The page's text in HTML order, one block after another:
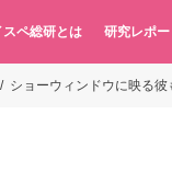
スペ総研とは 研究レポー
ショーウィンドウに映る